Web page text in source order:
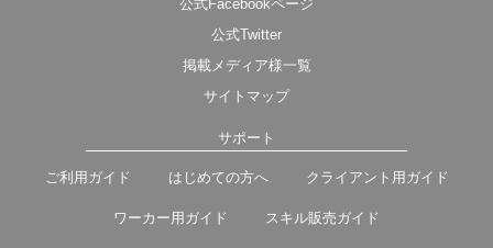
公式Facebookページ
公式Twitter
掲載メディア様一覧
サイトマップ
サポート
ご利用ガイド はじめての方へ クライアント用ガイド
ワーカー用ガイド スキル販売ガイド